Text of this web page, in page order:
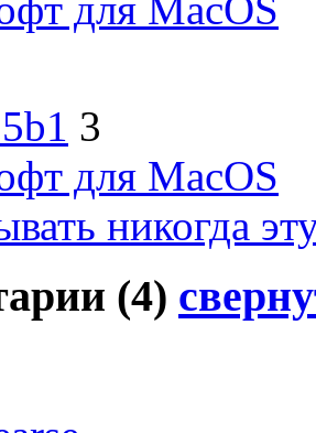
3
для MacOS
никогда
(4)